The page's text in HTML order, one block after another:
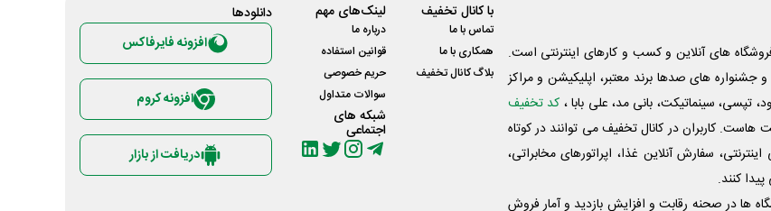
های آنلاین و کسب و‌ کارهای اینترنتی است.
های صدها برند معتبر، اپلیکیشن و مراکز
تپسی، سینماتیکت، بانی مد، علی‌ بابا ، کد تخفیف
‌هاست. کاربران در کانال تخفیف می توانند در کوتاه
سفارش آنلاین غذا، اپراتورهای مخابراتی،
کنند.
ها در صحنه رقابت و افزایش بازدید و آمار فروش
با کانال تخفیف
تماس با ما
همکاری با ما
بلاگ کانال تخفیف
لینک‌های مهم
درباره ما
قوانین استفاده
حریم خصوصی
سوالات متداول
شبکه های
اجتماعی
دانلود‌ها
افزونه فایرفاکس
افزونه کروم
دریافت از بازار